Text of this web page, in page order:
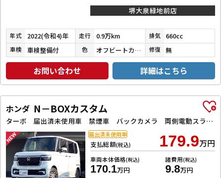
堺大泉緑地前店
年式 2022(令和4)年 走行 0.9万km 排気 660cc
車検 車検整備付 色 オフビートカーキメタリック 修復 無
お問い合わせ 詳細はこちら
ホンダ N－BOXカスタム
ターボ 届出済未使用車 禁煙車 バックカメラ 両側電動スライドドア クリアランスソナー オートクルーズコントロール レーンアシスト オートライト アイドリングストップ 電動格納ミラー シートヒーター
支払総額(税込) 179.9万円
車両本体価格(税込)
170.1万円
諸費用(税込)
9.8万円
届出済未使用車